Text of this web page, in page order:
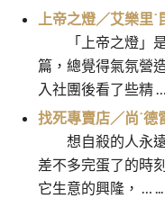
上帝之燈／艾樂里˙
「上帝之燈」是
篇，總覺得氣氛營
入社團後看了些精
找死專賣店／尚˙德
想自殺的人永遠
差不多完蛋了的時
它生意的興隆， … ...